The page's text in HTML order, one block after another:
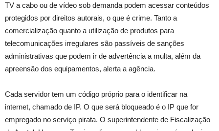
TV a cabo ou de vídeo sob demanda podem acessar conteúdos
protegidos por direitos autorais, o que é crime. Tanto a
comercialização quanto a utilização de produtos para
telecomunicações irregulares são passíveis de sanções
administrativas que podem ir de advertência a multa, além da
apreensão dos equipamentos, alerta a agência.
Cada servidor tem um código próprio para o identificar na
internet, chamado de IP. O que será bloqueado é o IP que for
empregado no serviço pirata. O superintendente de Fiscalização